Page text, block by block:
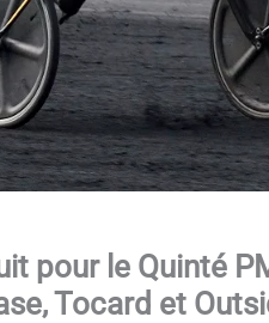
pour le Quinté
Tocard et